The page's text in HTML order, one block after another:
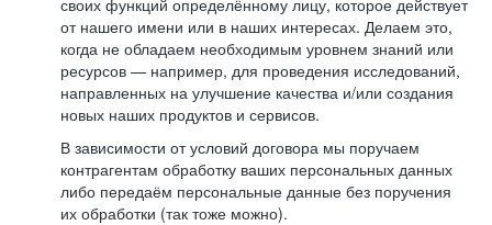
своих функций определённому лицу, которое действует
от нашего имени или в наших интересах. Делаем это,
когда не обладаем необходимым уровнем знаний или
ресурсов — например, для проведения исследований,
направленных на улучшение качества и/или создания
новых наших продуктов и сервисов.
В зависимости от условий договора мы поручаем
контрагентам обработку ваших персональных данных
либо передаём персональные данные без поручения
их обработки (так тоже можно).